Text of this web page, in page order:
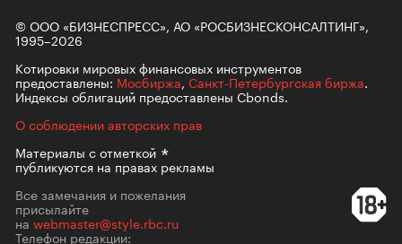
© ООО «БИЗНЕСПРЕСС», АО «РОСБИЗНЕСКОНСАЛТИНГ»,
1995–2026
Котировки мировых финансовых инструментов
предоставлены: Мосбиржа, Санкт-Петербургская биржа.
Индексы облигаций предоставлены Cbonds.
О соблюдении авторских прав
Материалы сотметкой
публикуются на правах рекламы
Все замечания и пожелания
присылайте
на webmaster@style.rbc.ru
Телефон редакции: